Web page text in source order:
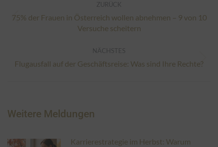
ZURÜCK
Vorheriger
Beitrag:
75% der Frauen in Österreich wollen abnehmen – 9 von 10
Versuche scheitern
NÄCHSTES
Nächster
Flugausfall auf der Geschäftsreise: Was sind Ihre Rechte?
Weitere Meldungen
Karrierestrategie im Herbst: Warum